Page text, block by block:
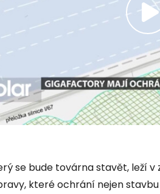
se bude továrna stavět, leží
které ochrání nejen